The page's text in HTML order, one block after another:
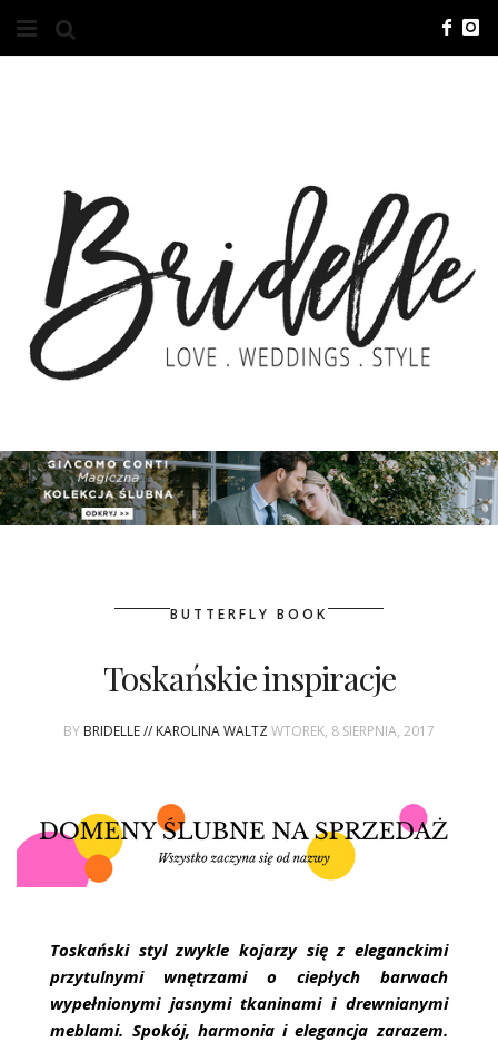
O NAS
KONTAKT
REKLAMA
ADVERTISING
ZGŁOSZENIA
KSIĄŻKI BRIDELLE
WASZE ŚLUBY
BRI GROUP
ŚLUBNE STYLE
BUTTERFLY BOOK
Toskańskie inspiracje
BY BRIDELLE // KAROLINA WALTZWTOREK, 8 SIERPNIA, 2017
Toskański styl zwykle kojarzy się z eleganckimi
przytulnymi wnętrzami o ciepłych barwach
wypełnionymi jasnymi tkaninami i drewnianymi
meblami. Spokój, harmonia i elegancja zarazem.